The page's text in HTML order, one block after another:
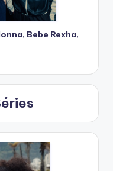
Bebe Rexha,